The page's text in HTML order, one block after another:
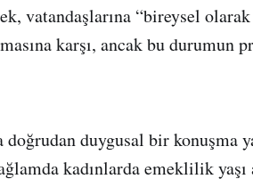
vatandaşlarına “bireysel
karşı, ancak bu durumun
duygusal bir konuşma
kadınlarda emeklilik yaşı